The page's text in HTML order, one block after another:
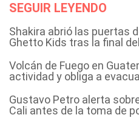
SEGUIR LEYENDO
Shakira abrió las puertas
Ghetto Kids tras la final
Volcán de Fuego en
actividad y obliga a
Gustavo Petro alerta
Cali antes de la toma de